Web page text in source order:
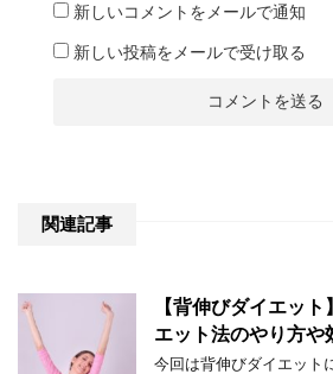
新しいコメントをメールで通知
新しい投稿をメールで受け取る
関連記事
【背伸びダイエッ
エット法のやり方や
今回は背伸びダイエット